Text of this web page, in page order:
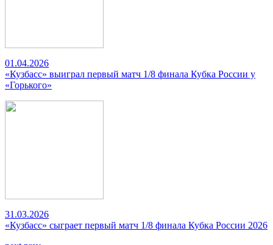
01.04.2026
«Кузбасс» выиграл первый матч 1/8 финала Кубка России у
«Горького»
31.03.2026
«Кузбасс» сыграет первый матч 1/8 финала Кубка России 2026